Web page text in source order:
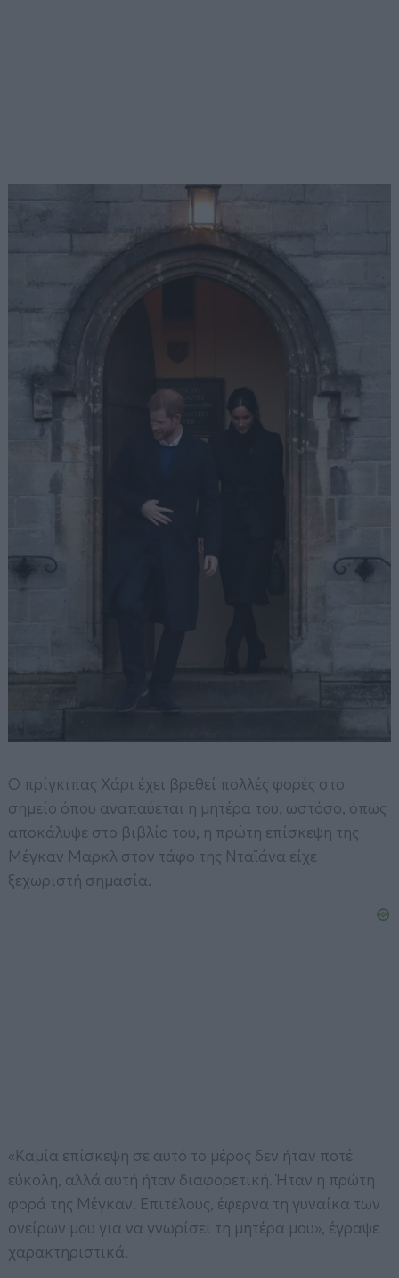
Ο πρίγκιπας Χάρι έχει βρεθεί πολλές φορές στο
σημείο όπου αναπαύεται η μητέρα του, ωστόσο, όπως
αποκάλυψε στο βιβλίο του, η πρώτη επίσκεψη της
Μέγκαν Μαρκλ στον τάφο της Νταϊάνα είχε
ξεχωριστή σημασία.
«Καμία επίσκεψη σε αυτό το μέρος δεν ήταν ποτέ
εύκολη, αλλά αυτή ήταν διαφορετική. Ήταν η πρώτη
φορά της Μέγκαν. Επιτέλους, έφερνα τη γυναίκα των
ονείρων μου για να γνωρίσει τη μητέρα μου», έγραψε
χαρακτηριστικά.